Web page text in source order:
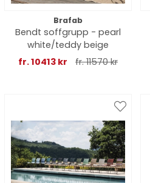
Brafab
Bendt soffgrupp - pearl
white/teddy beige
fr. 10413 kr
fr. 11570 kr